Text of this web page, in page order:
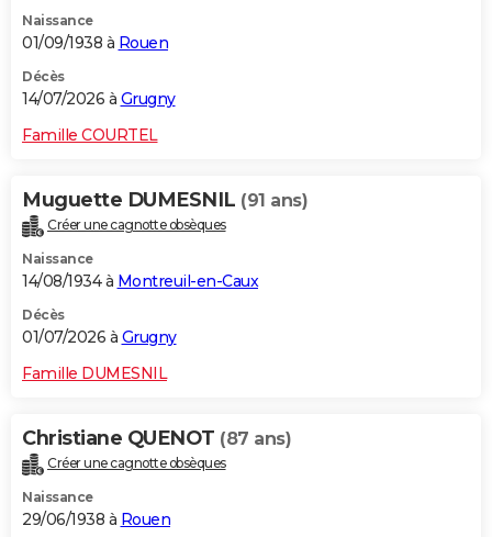
Dictionnaire
Biographies
Citations
Expressions
Proverbes
PROGRAMME TV
S'inscrire
Se connecter
Lycées
Collèges
Primaires
Universités
Entreprises
Service militaire
Avis de recherche
AVIS DE DÉCÈS
FORUM
Naissance
01/09/1938 à Rouen
Décès
14/07/2026 à Grugny
Famille COURTEL
Muguette DUMESNIL (91 ans)
Créer une cagnotte obsèques
Naissance
14/08/1934 à Montreuil-en-Caux
Décès
01/07/2026 à Grugny
Famille DUMESNIL
Christiane QUENOT (87 ans)
Créer une cagnotte obsèques
Naissance
29/06/1938 à Rouen